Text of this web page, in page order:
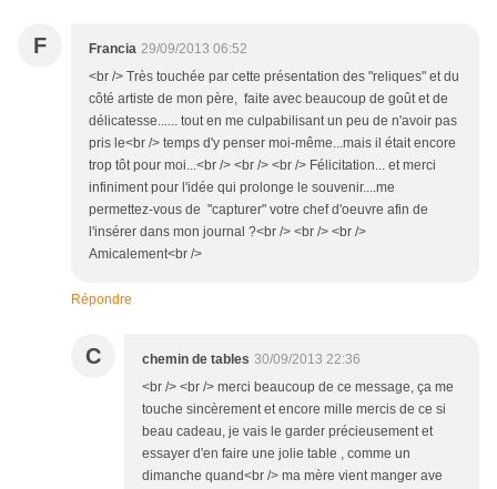
F Francia 29/09/2013 06:52
<br /> Très touchée par cette présentation des "reliques" et du
côté artiste de mon père, faite avec beaucoup de goût et de
délicatesse...... tout en me culpabilisant un peu de n'avoir pas
pris le<br /> temps d'y penser moi-même...mais il était encore
trop tôt pour moi...<br /> <br /> <br /> Félicitation... et merci
infiniment pour l'idée qui prolonge le souvenir....me
permettez-vous de "capturer" votre chef d'oeuvre afin de
l'insérer dans mon journal ?<br /> <br /> <br />
Amicalement<br />
Répondre
C chemin de tables 30/09/2013 22:36
<br /> <br /> merci beaucoup de ce message, ça me
touche sincèrement et encore mille mercis de ce si
beau cadeau, je vais le garder précieusement et
essayer d'en faire une jolie table , comme un
dimanche quand<br /> ma mère vient manger ave